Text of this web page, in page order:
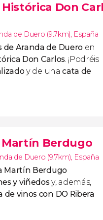
Don
de Duero (9.7km), España
de Aranda de Dueroen
Don Carlos. ¡Podréis
y de unacata de
Berdugo
de Duero (9.7km), España
Martín Berdugo
y viñedosy, además,
de vinos con DO Ribera